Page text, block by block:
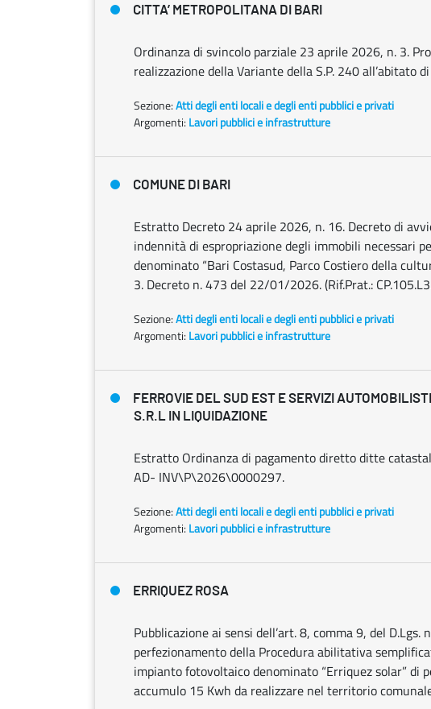
CITTA’ METROPOLITANA DI BARI
Ordinanza di svincolo parziale 23 aprile 2026, n. 3.
realizzazione della Variante della S.P. 240 all’abitato
Sezione:Atti degli enti locali e degli enti pubblici e privati
Argomenti: Lavori pubblici e infrastrutture
COMUNE DI BARI
Estratto Decreto 24 aprile 2026, n. 16. Decreto di
indennità di espropriazione degli immobili necessari
denominato “Bari Costasud, Parco Costiero della
3. Decreto n. 473 del 22/01/2026. (Rif.Prat.:
Sezione:Atti degli enti locali e degli enti pubblici e privati
Argomenti: Lavori pubblici e infrastrutture
FERROVIE DEL SUD EST E SERVIZI
S.R.L IN LIQUIDAZIONE
Estratto Ordinanza di pagamento diretto ditte
AD- INV\P\2026\0000297.
Sezione:Atti degli enti locali e degli enti pubblici e privati
Argomenti: Lavori pubblici e infrastrutture
ERRIQUEZ ROSA
Pubblicazione ai sensi dell’art. 8, comma 9, del
perfezionamento della Procedura abilitativa
impianto fotovoltaico denominato “Erriquez solar” di
accumulo 15 Kwh da realizzare nel territorio